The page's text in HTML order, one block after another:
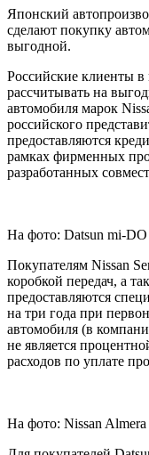
Японский
сделают покупку
выгодной.
Российские клиенты в
рассчитывать на
автомобиля марок
российского
предоставляются
рамках фирменных
разработанных
На фото: Datsun mi-DO
Покупателям Nissan
коробкой передач, а
предоставляются
на три года при
автомобиля (в
не является
расходов по уплате
На фото: Nissan Almera